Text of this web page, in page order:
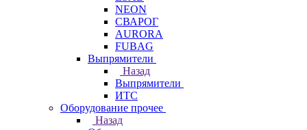
NEON
СВАРОГ
AURORA
FUBAG
Выпрямители
Назад
Выпрямители
ИТС
Оборудование прочее
Назад